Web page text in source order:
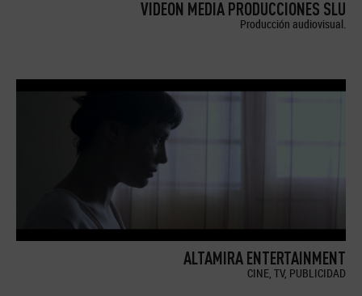
VIDEON MEDIA PRODUCCIONES SLU
Producción audiovisual.
ALTAMIRA ENTERTAINMENT
CINE, TV, PUBLICIDAD